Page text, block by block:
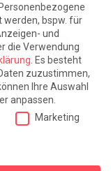
Blase
Trösten.
Geschichte
Personenbezogene
werden, bspw. für
und
die Verwendung
Es besteht
zuzustimmen,
Ihre Auswahl
anpassen.
Marketing